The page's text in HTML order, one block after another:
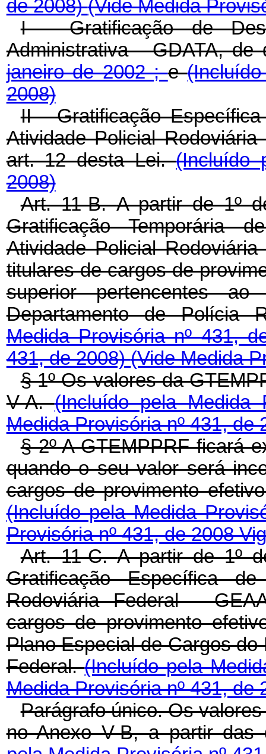
de 2008)(Vide Medida
I - Gratificação de
Administrativa - GDATA,
janeiro de 2002 ;e
2008)
II - Gratificação
Atividade Policial
art. 12 desta Lei.(Incluído
2008)
Art. 11-B.A partir de 1º
Gratificação Temporária
Atividade Policial
titulares de cargos de
superior pertencentes
Departamento de Polícia
Medida Provisória nº 431,
431, de 2008)(Vide Medida
§ 1º Os valores da
V-A.(Incluído pela
Medida Provisória nº 431, de
§ 2º A GTEMPPRF ficará
quando o seu valor será
cargos de provimento
(Incluído pela Medida
Provisória nº 431, de 2008
Art. 11-C.A partir de 1º
Gratificação Específica
Rodoviária Federal -
cargos de provimento
Plano Especial de Cargos
Federal.(Incluído pela
Medida Provisória nº 431, de
Parágrafo único. Os
no Anexo V-B, a partir